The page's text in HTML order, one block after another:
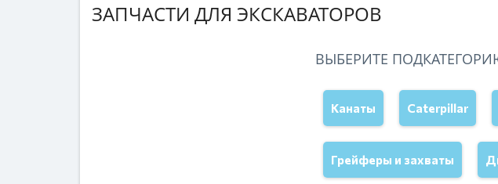
ЗАПЧАСТИ ДЛЯ ЭКСКАВАТОРОВ
ВЫБЕРИТЕ
Канаты Caterpillar
Грейферы и захваты